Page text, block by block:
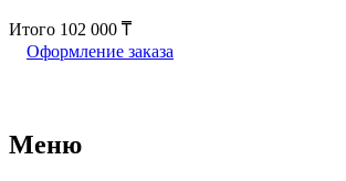
Итого 102 000
Оформление заказа
Меню